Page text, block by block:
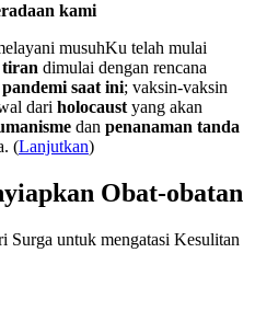
kami
musuhKu telah mulai
tiran dimulai dengan rencana
saat ini; vaksin-vaksin
dari holocaust yang akan
dan penanaman tanda
(Lanjutkan)
Obat-obatan
Surga untuk mengatasi Kesulitan